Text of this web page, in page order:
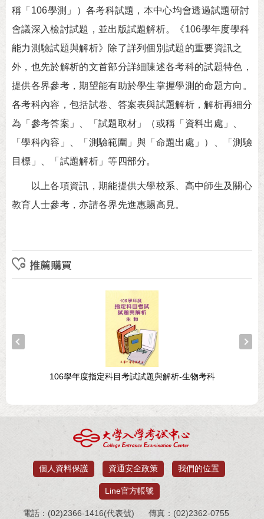
稱「106學測」）各考科試題，本中心均會透過試題研討
會議深入檢討試題，並出版試題解析。《106學年度學科
能力測驗試題與解析》除了詳列個別試題的重要資訊之
外，也先於解析的文首部分詳細陳述各考科的試題特色，
提供各界參考，期望能有助於學生掌握學測的命題方向。
各考科內容，包括試卷、答案表與試題解析，解析再細分
為「參考答案」、「試題取材」（或稱「資料出處」、
「學科內容」、「測驗範圍」與「命題出處」）、「測驗
目標」、「試題解析」等四部分。
以上各項資訊，期能提供大學校系、高中師生及關心
教育人士參考，亦請各界先進惠賜高見。
推薦購買
106學年度指定科目考試試題與解析-生物考科
個人資料保護 資通安全政策 我們的位置
Line官方帳號
電話：(02)2366-1416(代表號) 傳真：(02)2362-0755